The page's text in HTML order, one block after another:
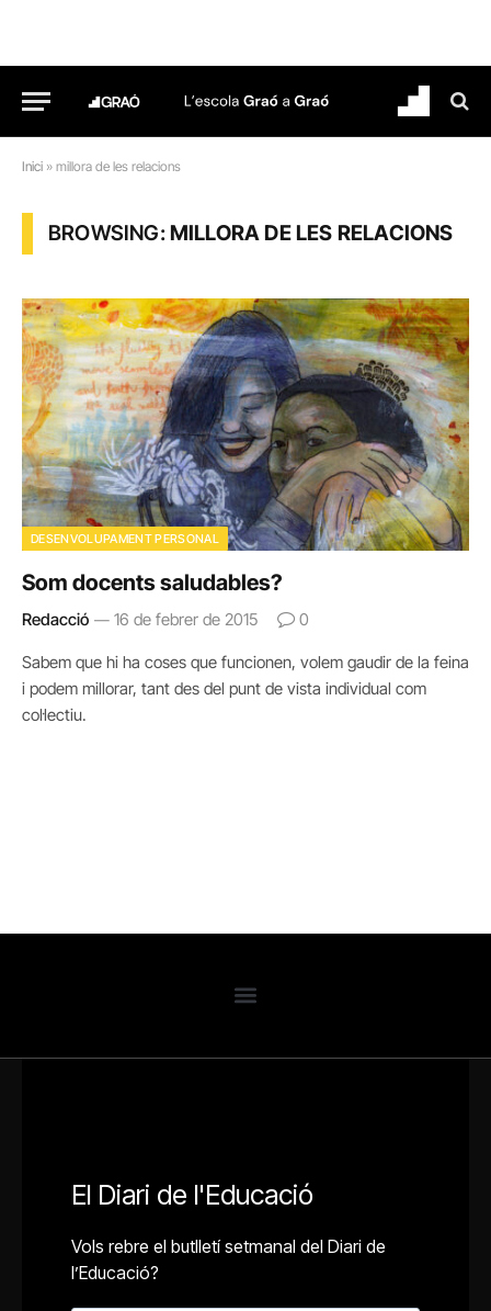
Inici » millora de les relacions
BROWSING:MILLORA DE LES RELACIONS
DESENVOLUPAMENT PERSONAL
Som docents saludables?
Redacció 16 de febrer de 2015 0
Sabem que hi ha coses que funcionen, volem gaudir de la feina
i podem millorar, tant des del punt de vista individual com
col·lectiu.